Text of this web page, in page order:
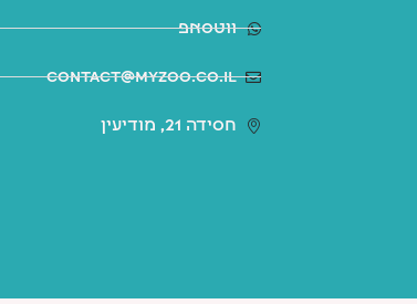
ווטסאפ
contact@myzoo.co.il
חסידה 21, מודיעין